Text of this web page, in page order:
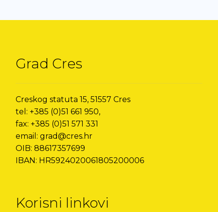
Grad Cres
Creskog statuta 15, 51557 Cres
tel: +385 (0)51 661 950,
fax: +385 (0)51 571 331
email: grad@cres.hr
OIB: 88617357699
IBAN: HR5924020061805200006
Korisni linkovi